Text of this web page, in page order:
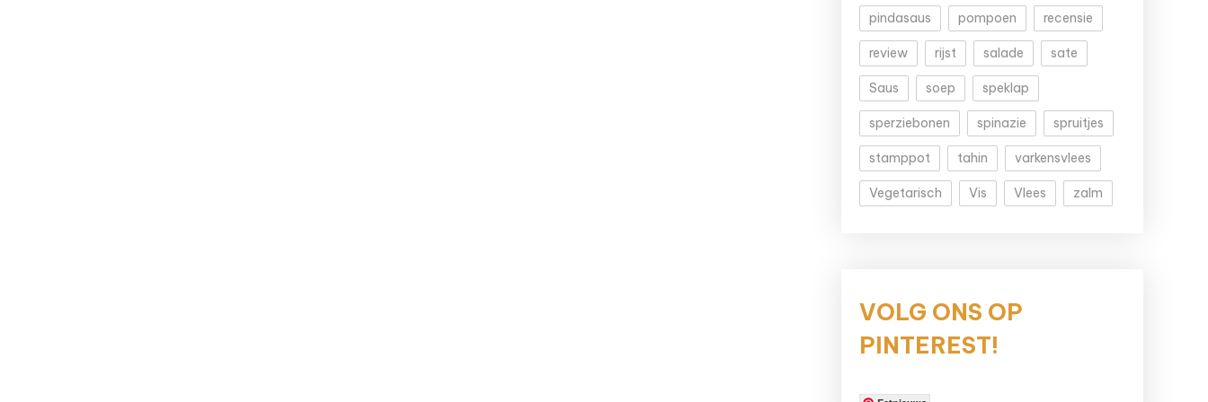
pindasaus pompoen recensie
review rijst salade sate
Saus soep speklap
sperziebonen spinazie spruitjes
stamppot tahin varkensvlees
Vegetarisch Vis Vlees zalm
VOLG ONS OP
PINTEREST!